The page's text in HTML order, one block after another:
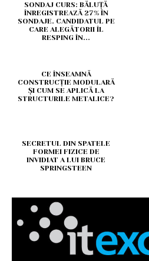
SONDAJ CURS: BĂLUȚĂ
ÎNREGISTREAZĂ 27% ÎN
SONDAJE. CANDIDATUL PE
CARE ALEGĂTORII ÎL
RESPING ÎN...
CE ÎNSEAMNĂ
CONSTRUCȚIE MODULARĂ
ȘI CUM SE APLICĂ LA
STRUCTURILE METALICE?
SECRETUL DIN SPATELE
FORMEI FIZICE DE
INVIDIAT A LUI BRUCE
SPRINGSTEEN